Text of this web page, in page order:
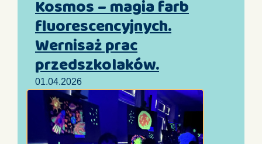
Kosmos – magia farb
fluorescencyjnych.
Wernisaż prac
przedszkolaków.
01.04.2026